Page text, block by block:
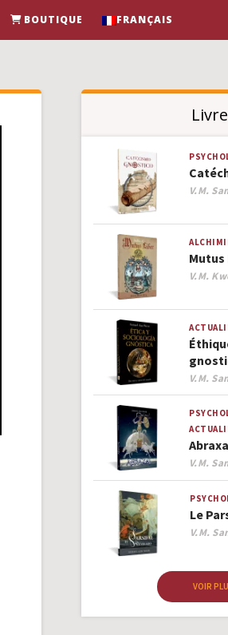
BOUTIQUE FRANÇAIS
Author
V.M.
Mutus
Author
V.M.
Author
V.M.
Author
V.M.
Le
Author
V.M.
VOIR